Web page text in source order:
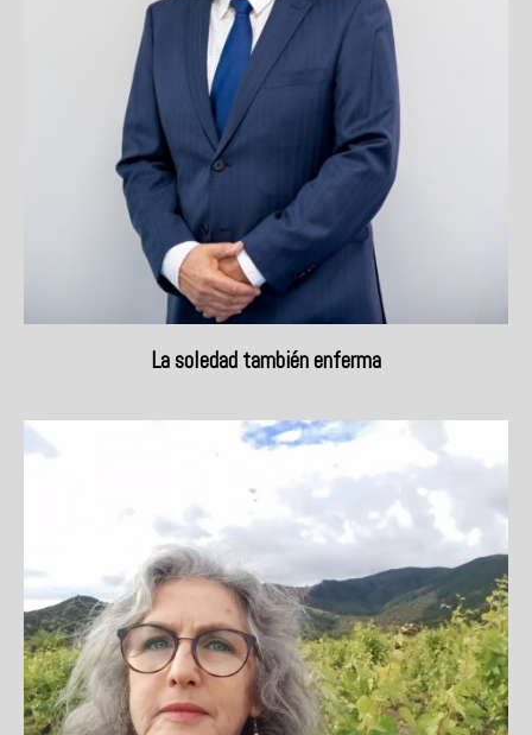
La soledad también enferma